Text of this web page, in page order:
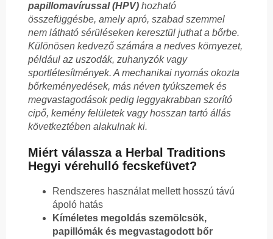
papillomavírussal (HPV) hozható
összefüggésbe, amely apró, szabad szemmel
nem látható sérüléseken keresztül juthat a bőrbe.
Különösen kedvező számára a nedves környezet,
például az uszodák, zuhanyzók vagy
sportlétesítmények. A mechanikai nyomás okozta
bőrkeményedések, más néven tyúkszemek és
megvastagodások pedig leggyakrabban szorító
cipő, kemény felületek vagy hosszan tartó állás
következtében alakulnak ki.
Miért válassza a Herbal Traditions
Hegyi vérehulló fecskefüvet?
Rendszeres használat mellett hosszú távú
ápoló hatás
Kíméletes megoldás szemölcsök,
papillómák és megvastagodott bőr